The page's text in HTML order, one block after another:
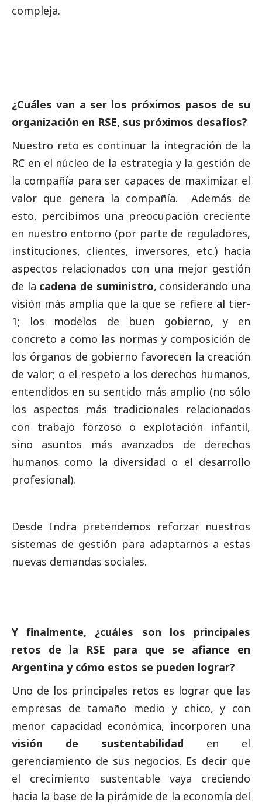
compleja.
¿Cuáles van a ser los próximos pasos de su
organización en RSE, sus próximos desafíos?
Nuestro reto es continuar la integración de la
RC en el núcleo de la estrategia y la gestión de
la compañía para ser capaces de maximizar el
valor que genera la compañía. Además de
esto, percibimos una preocupación creciente
en nuestro entorno (por parte de reguladores,
instituciones, clientes, inversores, etc.) hacia
aspectos relacionados con una mejor gestión
de la cadena de suministro, considerando una
visión más amplia que la que se refiere al tier-
1; los modelos de buen gobierno, y en
concreto a como las normas y composición de
los órganos de gobierno favorecen la creación
de valor; o el respeto a los derechos humanos,
entendidos en su sentido más amplio (no sólo
los aspectos más tradicionales relacionados
con trabajo forzoso o explotación infantil,
sino asuntos más avanzados de derechos
humanos como la diversidad o el desarrollo
profesional).
Desde Indra pretendemos reforzar nuestros
sistemas de gestión para adaptarnos a estas
nuevas demandas sociales.
Y finalmente, ¿cuáles son los principales
retos de la RSE para que se afiance en
Argentina y cómo estos se pueden lograr?
Uno de los principales retos es lograr que las
empresas de tamaño medio y chico, y con
menor capacidad económica, incorporen una
visión de sustentabilidad en el
gerenciamiento de sus negocios. Es decir que
el crecimiento sustentable vaya creciendo
hacia la base de la pirámide de la economía del